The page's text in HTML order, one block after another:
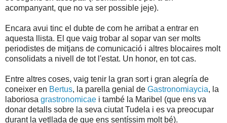
acompanyant, que no va ser possible jeje).
Encara avui tinc el dubte de com he arribat a entrar en
aquesta llista. El que vaig trobar al sopar van ser molts
periodistes de mitjans de comunicació i altres blocaires molt
consolidats a nivell de tot l'estat. Un honor, en tot cas.
Entre altres coses, vaig tenir la gran sort i gran alegría de
coneixer en Bertus, la parella genial de Gastronomiaycia, la
laboriosa grastronomicae i també la Maribel (que ens va
donar detalls sobre la seva ciutat Tudela i es va preocupar
durant la vetllada de que ens sentíssim molt bé).